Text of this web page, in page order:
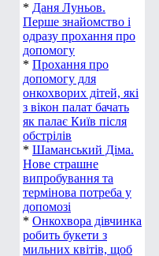
* Даня Луньов.
Перше знайомство і
одразу прохання про
допомогу
* Прохання про
допомогу для
онкохворих дітей, які
з вікон палат бачать
як палає Київ після
обстрілів
* Шаманський Діма.
Нове страшне
випробування та
термінова потреба у
допомозі
* Онкохвора дівчинка
робить букети з
мильних квітів, щоб